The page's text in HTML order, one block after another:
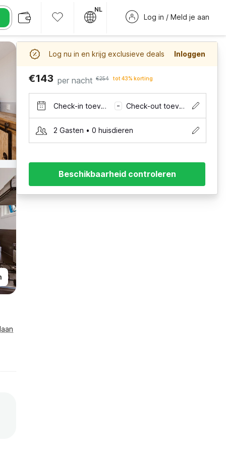
NL
Log in / Meld je aan
Log nu in en krijg exclusieve deals Inloggen
€143 per nacht €254 tot 43% korting
Check-in toevoegen – Check-out toevoegen
2 Gasten • 0 huisdieren
Beschikbaarheid controleren